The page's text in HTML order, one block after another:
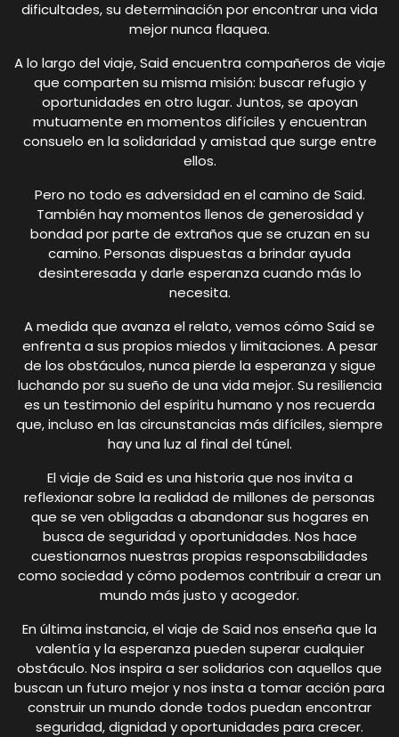
dificultades, su determinación por encontrar una vida
mejor nunca flaquea.
A lo largo del viaje, Said encuentra compañeros de viaje
que comparten su misma misión: buscar refugio y
oportunidades en otro lugar. Juntos, se apoyan
mutuamente en momentos difíciles y encuentran
consuelo en la solidaridad y amistad que surge entre
ellos.
Pero no todo es adversidad en el camino de Said.
También hay momentos llenos de generosidad y
bondad por parte de extraños que se cruzan en su
camino. Personas dispuestas a brindar ayuda
desinteresada y darle esperanza cuando más lo
necesita.
A medida que avanza el relato, vemos cómo Said se
enfrenta a sus propios miedos y limitaciones. A pesar
de los obstáculos, nunca pierde la esperanza y sigue
luchando por su sueño de una vida mejor. Su resiliencia
es un testimonio del espíritu humano y nos recuerda
que, incluso en las circunstancias más difíciles, siempre
hay una luz al final del túnel.
El viaje de Said es una historia que nos invita a
reflexionar sobre la realidad de millones de personas
que se ven obligadas a abandonar sus hogares en
busca de seguridad y oportunidades. Nos hace
cuestionarnos nuestras propias responsabilidades
como sociedad y cómo podemos contribuir a crear un
mundo más justo y acogedor.
En última instancia, el viaje de Said nos enseña que la
valentía y la esperanza pueden superar cualquier
obstáculo. Nos inspira a ser solidarios con aquellos que
buscan un futuro mejor y nos insta a tomar acción para
construir un mundo donde todos puedan encontrar
seguridad, dignidad y oportunidades para crecer.